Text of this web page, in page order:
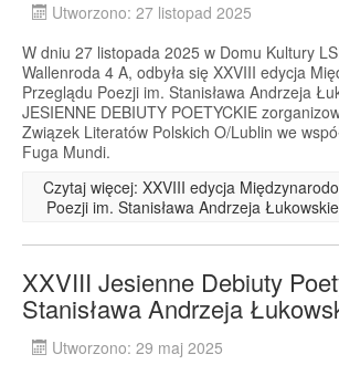
Utworzono: 27 listopad 2025
W dniu 27 listopada 2025 w Domu Kultury
Wallenroda 4 A, odbyła się XXVIII edycja
Przeglądu Poezji im. Stanisława Andrzeja
JESIENNE DEBIUTY POETYCKIE
Związek Literatów Polskich O/Lublin we
Fuga Mundi.
Czytaj więcej: XXVIII edycja
Poezji im. Stanisława Andrzeja
XXVIII Jesienne Debiuty
Stanisława Andrzeja
Utworzono: 29 maj 2025